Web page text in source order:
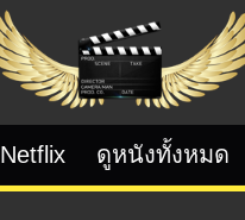
Netflix ดูหนังทั้งหมด